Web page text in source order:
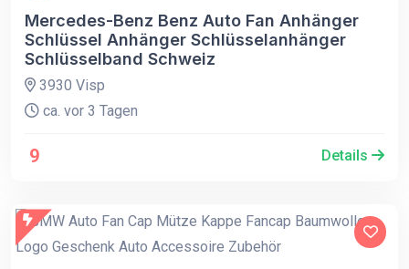
Mercedes-Benz Benz Auto Fan Anhänger
Schlüssel Anhänger Schlüsselanhänger
Schlüsselband Schweiz
3930 Visp
ca. vor 3 Tagen
9 Details